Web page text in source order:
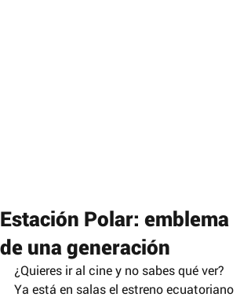
Estación Polar: emblema
de una generación
¿Quieres ir al cine y no sabes qué ver?
Ya está en salas el estreno ecuatoriano